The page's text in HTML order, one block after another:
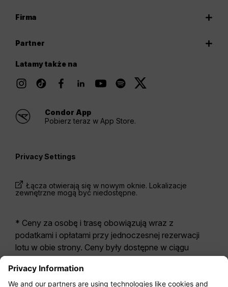
Firma
Partner
Latamy także na
Condor App
Pobierz teraz w App Store.
Privacy Settings
Łącza otwierają się w nowym oknie. Lokalizacje
zewnętrzne mogą być niedostępne.
* Ceny za osobę i trasę obowiązują wraz z
podatkami i opłatami przy jednoczesnej rezerwacji
lotu w obie strony. Ceny były dostępne w ciągu
przypadku taryf podanych dla
reguły odnoszą się one do Economy Zero, naszej